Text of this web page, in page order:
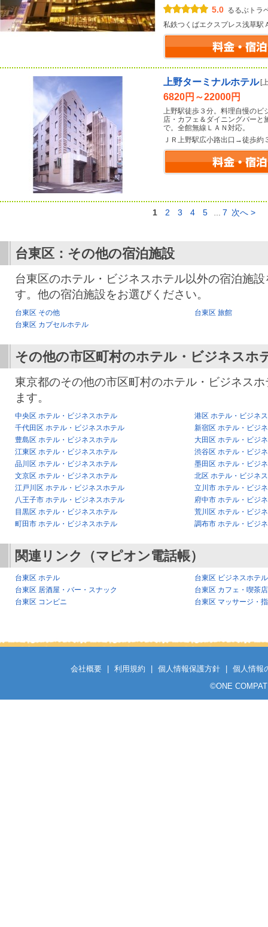
5.0 るるぶトラ
私鉄つくばエクスプレス浅草
上野ターミナルホテル [
6820円～22000円
上野駅徒歩３分。料理自慢のビ
店・カフェ＆ダイニングバーと
で。全館無線ＬＡＮ対応。
ＪＲ上野駅広小路出口→徒歩約
1 2 3 4 5 … 7 次へ >
台東区：その他の宿泊施設
台東区のホテル・ビジネスホテル以外の宿泊施
す。他の宿泊施設をお選びください。
台東区 その他
台東区 旅館
台東区 カプセルホテル
その他の市区町村のホテル・ビジネスホ
東京都のその他の市区町村のホテル・ビジネス
ます。
中央区 ホテル・ビジネスホテル
港区 ホテル・ビジネ
千代田区 ホテル・ビジネスホテル
新宿区 ホテル・ビジ
豊島区 ホテル・ビジネスホテル
大田区 ホテル・ビジ
江東区 ホテル・ビジネスホテル
渋谷区 ホテル・ビジ
品川区 ホテル・ビジネスホテル
墨田区 ホテル・ビジ
文京区 ホテル・ビジネスホテル
北区 ホテル・ビジネ
江戸川区 ホテル・ビジネスホテル
立川市 ホテル・ビジ
八王子市 ホテル・ビジネスホテル
府中市 ホテル・ビジ
目黒区 ホテル・ビジネスホテル
荒川区 ホテル・ビジ
町田市 ホテル・ビジネスホテル
調布市 ホテル・ビジ
関連リンク（マピオン電話帳）
台東区 ホテル
台東区 ビジネスホテル
台東区 居酒屋・バー・スナック
台東区 カフェ・喫茶店
台東区 コンビニ
台東区 マッサージ・
会社概要 利用規約 個人情報保護方針
個人情報
©ONE